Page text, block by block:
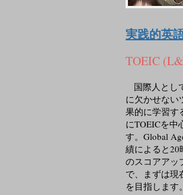
実践的英
TOEIC
国際人とし
に欠かせない
果的に学習す
にTOEICを中
す。Global
績によると20
のスコアアッ
で、まずは現
を目指します。